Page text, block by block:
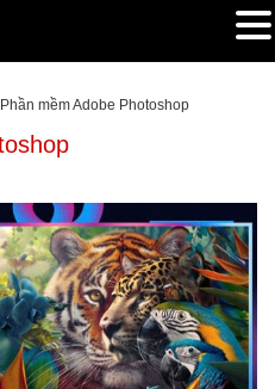
Phần mềm Adobe Photoshop